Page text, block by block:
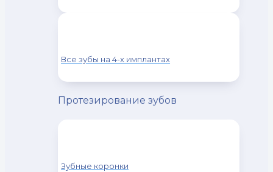
Все зубы на 4-х имплантах
Протезирование зубов
Зубные коронки